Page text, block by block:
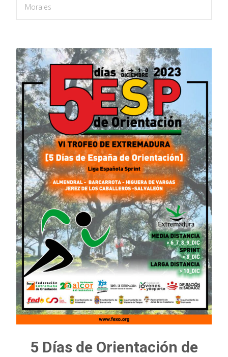
Morales
5 Días de Orientación de